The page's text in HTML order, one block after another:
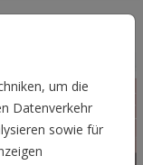
um die
Datenverkehr
sowie für